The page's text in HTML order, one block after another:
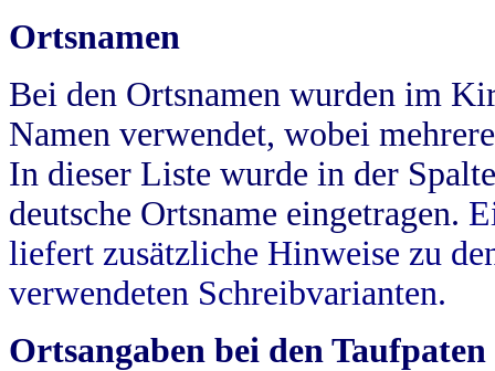
Ortsnamen
Bei den Ortsnamen wurden im
Namen verwendet, wobei
In dieser Liste wurde in der
deutsche Ortsname eingetragen.
liefert zusätzliche Hinweise zu
verwendeten Schreibvarianten.
Ortsangaben bei den Taufpaten